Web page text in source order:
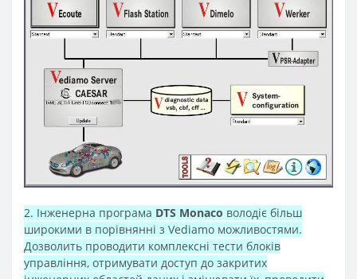
2. Інженерна програма DTS Monaco володіє більш
широкими в порівнянні з Vediamo можливостями.
Дозволить проводити комплексні тести блоків
управління, отримувати доступ до закритих